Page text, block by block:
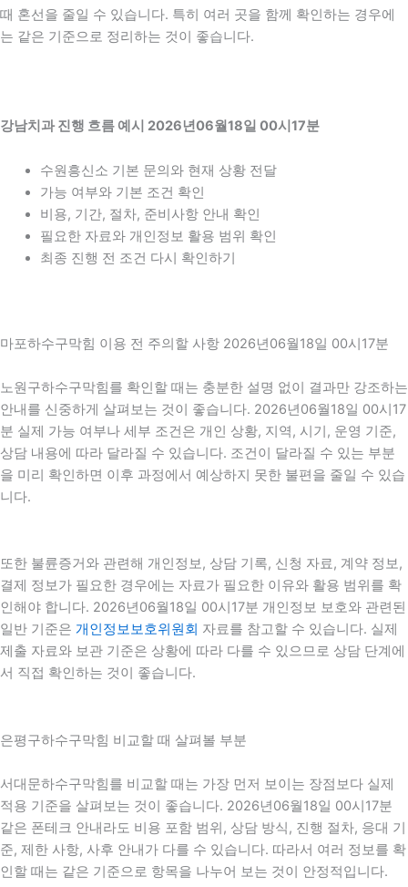
때 혼선을 줄일 수 있습니다. 특히 여러 곳을 함께 확인하는 경우에
는 같은 기준으로 정리하는 것이 좋습니다.
강남치과 진행 흐름 예시 2026년06월18일 00시17분
수원흥신소 기본 문의와 현재 상황 전달
가능 여부와 기본 조건 확인
비용, 기간, 절차, 준비사항 안내 확인
필요한 자료와 개인정보 활용 범위 확인
최종 진행 전 조건 다시 확인하기
마포하수구막힘 이용 전 주의할 사항 2026년06월18일 00시17분
노원구하수구막힘를 확인할 때는 충분한 설명 없이 결과만 강조하는
안내를 신중하게 살펴보는 것이 좋습니다. 2026년06월18일 00시17
분 실제 가능 여부나 세부 조건은 개인 상황, 지역, 시기, 운영 기준,
상담 내용에 따라 달라질 수 있습니다. 조건이 달라질 수 있는 부분
을 미리 확인하면 이후 과정에서 예상하지 못한 불편을 줄일 수 있습
니다.
또한 불륜증거와 관련해 개인정보, 상담 기록, 신청 자료, 계약 정보,
결제 정보가 필요한 경우에는 자료가 필요한 이유와 활용 범위를 확
인해야 합니다. 2026년06월18일 00시17분 개인정보 보호와 관련된
일반 기준은 개인정보보호위원회 자료를 참고할 수 있습니다. 실제
제출 자료와 보관 기준은 상황에 따라 다를 수 있으므로 상담 단계에
서 직접 확인하는 것이 좋습니다.
은평구하수구막힘 비교할 때 살펴볼 부분
서대문하수구막힘를 비교할 때는 가장 먼저 보이는 장점보다 실제
적용 기준을 살펴보는 것이 좋습니다. 2026년06월18일 00시17분
같은 폰테크 안내라도 비용 포함 범위, 상담 방식, 진행 절차, 응대 기
준, 제한 사항, 사후 안내가 다를 수 있습니다. 따라서 여러 정보를 확
인할 때는 같은 기준으로 항목을 나누어 보는 것이 안정적입니다.